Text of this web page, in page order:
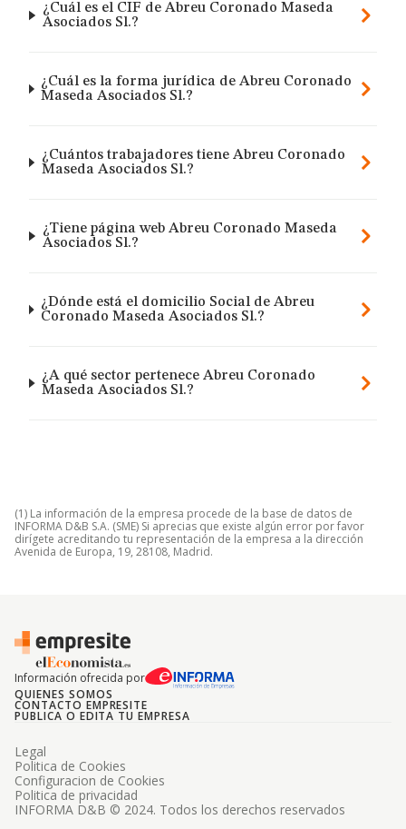
¿Cuál es el CIF de Abreu Coronado Maseda
Asociados Sl.?
¿Cuál es la forma jurídica de Abreu Coronado
Maseda Asociados Sl.?
¿Cuántos trabajadores tiene Abreu Coronado
Maseda Asociados Sl.?
¿Tiene página web Abreu Coronado Maseda
Asociados Sl.?
¿Dónde está el domicilio Social de Abreu
Coronado Maseda Asociados Sl.?
¿A qué sector pertenece Abreu Coronado
Maseda Asociados Sl.?
(1) La información de la empresa procede de la base de datos de
INFORMA D&B S.A. (SME) Si aprecias que existe algún error por favor
dirígete acreditando tu representación de la empresa a la dirección
Avenida de Europa, 19, 28108, Madrid.
Información ofrecida por
QUIENES SOMOS
CONTACTO EMPRESITE
PUBLICA O EDITA TU EMPRESA
INFORMA D&B © 2024. Todos los derechos reservados
Legal
Politica de Cookies
Configuracion de Cookies
Politica de privacidad